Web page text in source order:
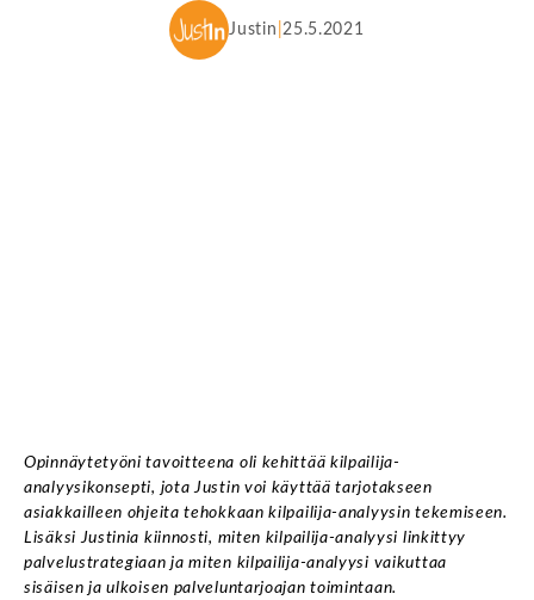
Justin 25.5.2021
Opinnäytetyöni tavoitteena oli kehittää kilpailija-
analyysikonsepti, jota Justin voi käyttää tarjotakseen
asiakkailleen ohjeita tehokkaan kilpailija-analyysin tekemiseen.
Lisäksi Justinia kiinnosti, miten kilpailija-analyysi linkittyy
palvelustrategiaan ja miten kilpailija-analyysi vaikuttaa
sisäisen ja ulkoisen palveluntarjoajan toimintaan.